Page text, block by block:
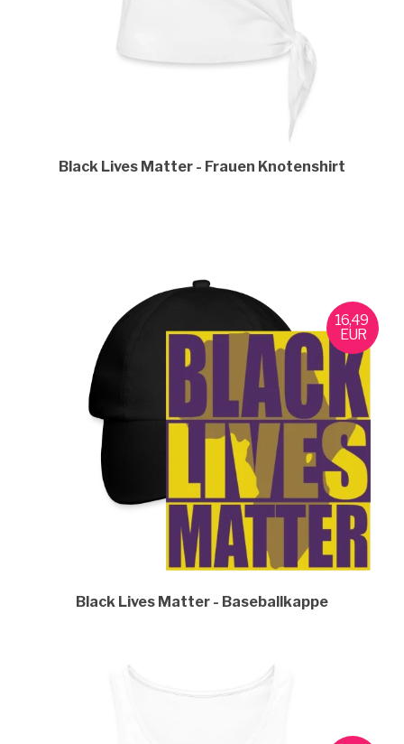
Black Lives Matter Frauen Knotenshirt
Black Lives Matter Baseballkappe
16,49
EUR